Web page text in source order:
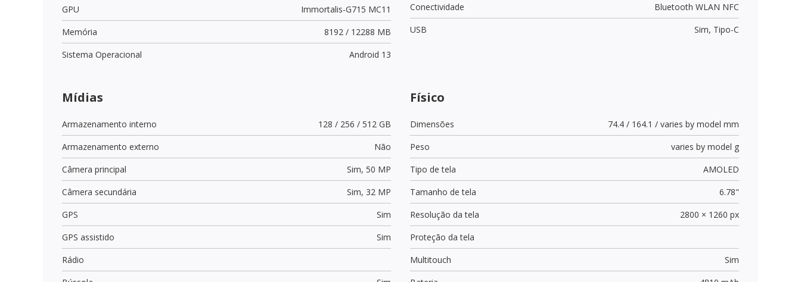
GPU
Immortalis-G715 MC11
Memória
8192 / 12288 MB
Sistema Operacional
Android 13
Conectividade
Bluetooth WLAN NFC
USB
Sim, Tipo-C
Mídias
Armazenamento interno
128 / 256 / 512 GB
Armazenamento externo
Não
Câmera principal
Sim, 50 MP
Câmera secundária
Sim, 32 MP
GPS
Sim
GPS assistido
Sim
Rádio
Físico
Dimensões
74.4 / 164.1 / varies by model mm
Peso
varies by model g
Tipo de tela
AMOLED
Tamanho de tela
6.78"
Resolução da tela
2800 × 1260 px
Proteção da tela
Multitouch
Sim